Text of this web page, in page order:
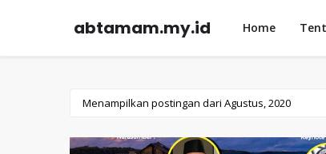
abtamam.my.id Home
Menampilkan postingan dari Agustus, 2020